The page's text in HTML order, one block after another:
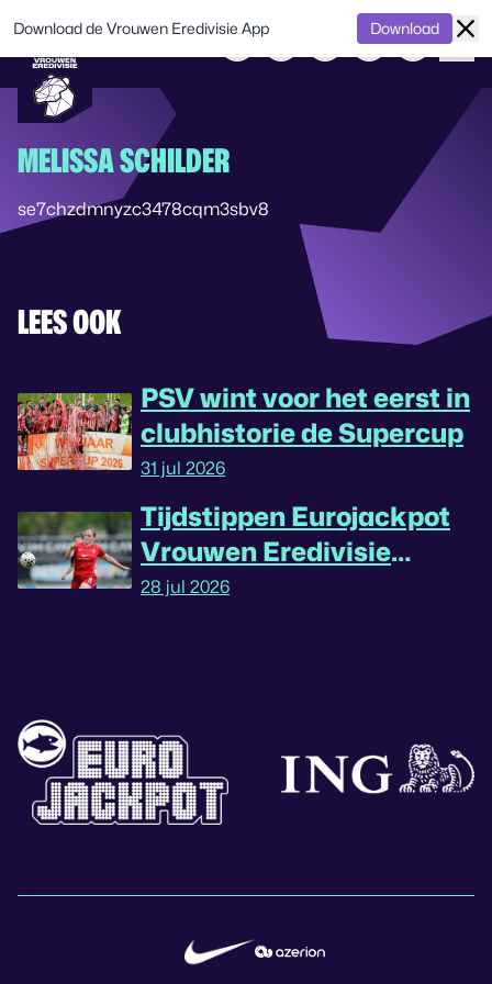
MELISSA SCHILDER
se7chzdmnyzc3478cqm3sbv8
LEES OOK
PSV wint voor het eerst in
clubhistorie de Supercup
31 jul 2026
Tijdstippen Eurojackpot
Vrouwen Eredivisie
omgedraaid
28 jul 2026
Download de Vrouwen Eredivisie App Download